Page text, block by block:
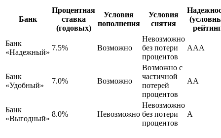
Банк
Процентная
ставка
(годовых)
Условия
пополнения
Условия
снятия
Банк
«Надежный»
7.5% Возможно
Невозможно
без потери
процентов
AAA
Банк
«Удобный»
7.0% Возможно
Возможно с
частичной
потерей
процентов
AA
Банк
«Выгодный»
8.0% Невозможно
Невозможно
без потери
процентов
A